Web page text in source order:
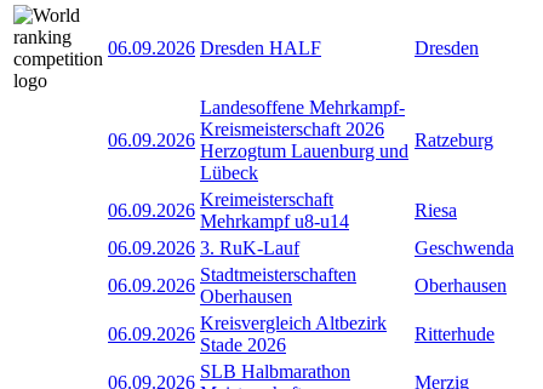
06.09.2026 Dresden HALF Dresden
06.09.2026
Landesoffene Mehrkampf-
Kreismeisterschaft 2026
Herzogtum Lauenburg und
Lübeck
Ratzeburg
06.09.2026
Kreimeisterschaft
Mehrkampf u8-u14
Riesa
06.09.2026 3. RuK-Lauf
Geschwenda
06.09.2026
Stadtmeisterschaften
Oberhausen
Oberhausen
06.09.2026
Kreisvergleich Altbezirk
Stade 2026
Ritterhude
06.09.2026
SLB Halbmarathon
Merzig